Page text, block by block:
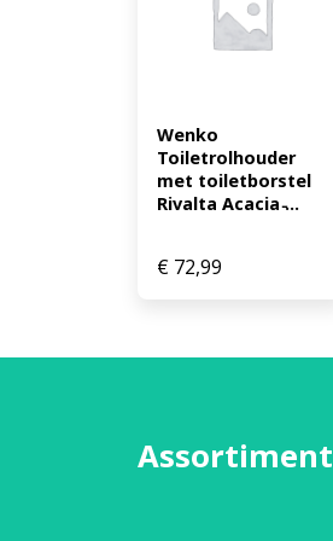
Wenko
Toiletrolhouder
met toiletborstel
Rivalta Acacia ̵...
€ 72,99
Assortiment